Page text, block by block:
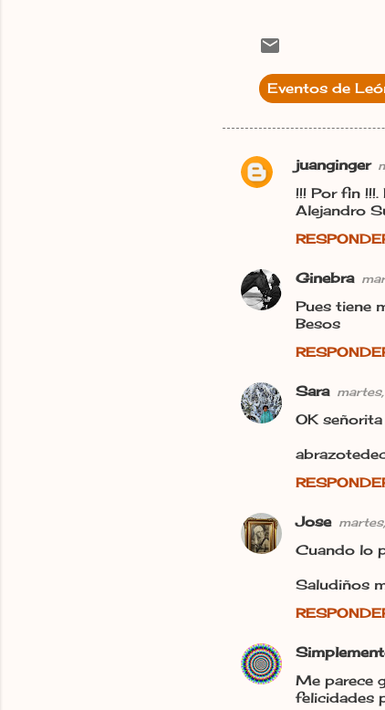
Eventos de
C
n
t
o
juanginger
!!! Por fin
Alejandro
Ginebra
Pues tiene
Besos
Sara
OK
Jose
Cuando lo
Saludiños
Me parece
felicidades